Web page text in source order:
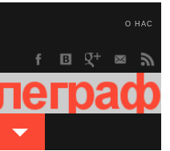
О НАС